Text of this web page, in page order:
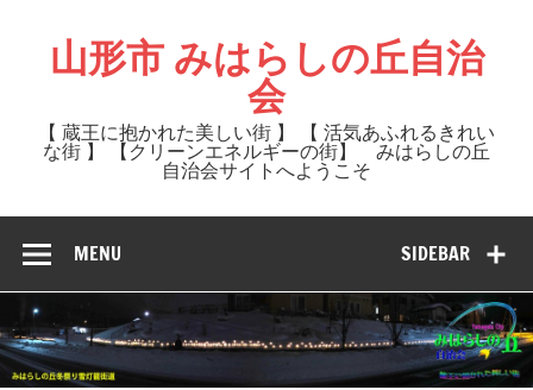
content山形市 みはらしの丘自治
会
【 蔵王に抱かれた美しい街 】 【 活気あふれるきれい
な街 】 【クリーンエネルギーの街】 みはらしの丘
自治会サイトへようこそ
SIDEBAR
MENU